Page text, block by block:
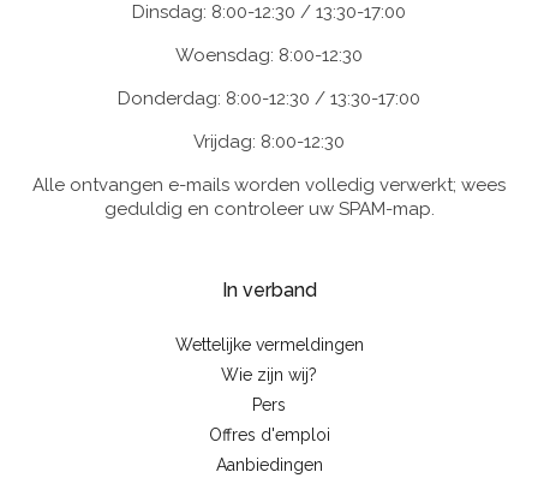
Dinsdag: 8:00-12:30 / 13:30-17:00
Woensdag: 8:00-12:30
Donderdag: 8:00-12:30 / 13:30-17:00
Vrijdag: 8:00-12:30
Alle ontvangen e-mails worden volledig verwerkt; wees
geduldig en controleer uw SPAM-map.
In verband
Wettelijke vermeldingen
Wie zijn wij?
Pers
Offres d'emploi
Aanbiedingen